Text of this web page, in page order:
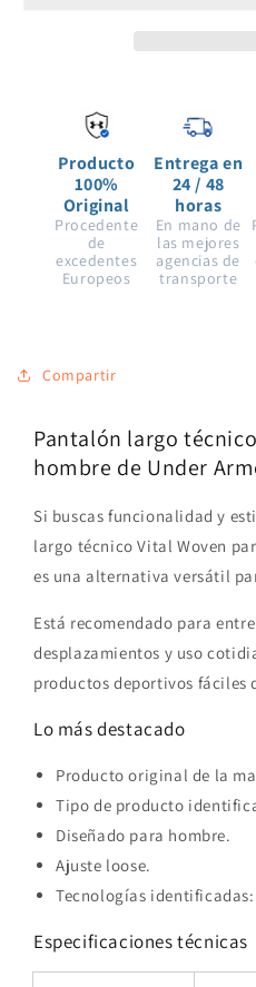
Armour
hombre
Producto
100%
Original
Procedente
de
excedentes
Europeos
Entrega en
24 / 48
horas
En mano de
las mejores
agencias de
transporte
Compartir
Pantalón largo
hombre de Under
Si buscas funcionalidad y
largo técnico Vital Woven
es una alternativa versátil
Está recomendado para
desplazamientos y uso
productos deportivos fáciles
Lo más destacado
Producto original de la
Tipo de producto
Diseñado para hombre.
Ajuste loose.
Tecnologías identificadas:
Especificaciones técnicas